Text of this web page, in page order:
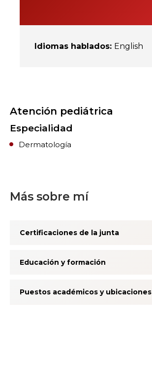
Idiomas hablados: English
Atención pediátrica
Especialidad
Dermatología
Más sobre mí
Certificaciones de la junta
Educación y formación
Puestos académicos y ubicaciones